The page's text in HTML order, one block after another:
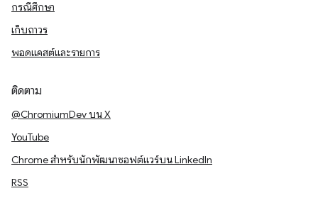
กรณีศึกษา
เก็บถาวร
พอดแคสต์และรายการ
ติดตาม
@ChromiumDev บน X
YouTube
Chrome สำหรับนักพัฒนาซอฟต์แวร์บน LinkedIn
RSS